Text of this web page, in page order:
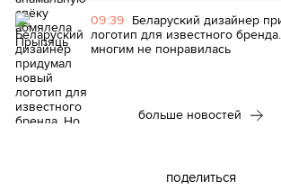
09:39 Беларуский дизайнер
логотип для известного
многим не понравилась
больше новостей
поделиться